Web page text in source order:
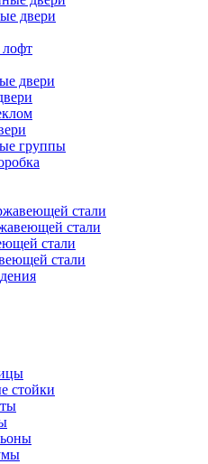
двери
двери
группы
стали
стали
стали
стали
стойки